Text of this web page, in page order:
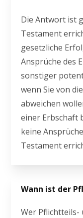
Die Antwort ist
Testament
gesetzliche
Ansprüche des
sonstiger
wenn Sie von
abweichen
einer Erbschaft
keine
Testament
Wann ist der
Wer Pflichtteils-